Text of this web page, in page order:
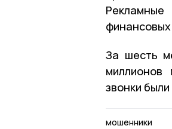
финансовых
За шесть
миллионов
звонки
мошенники